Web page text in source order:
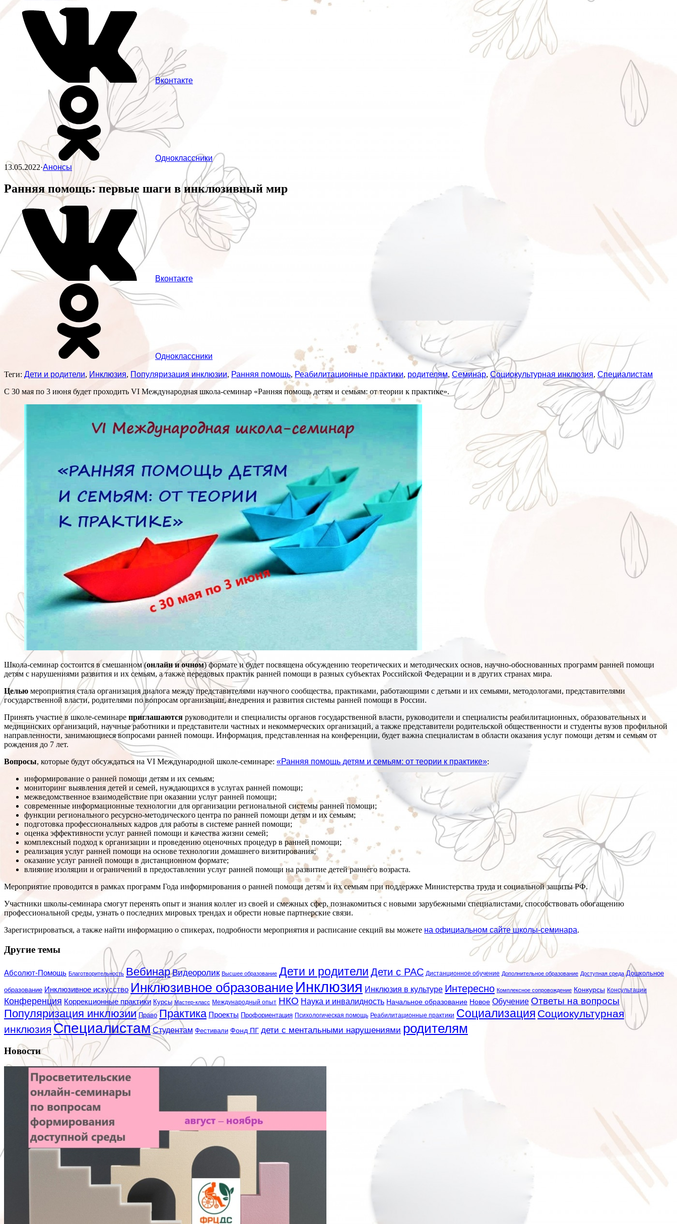
Вконтакте
Одноклассники
13.05.2022·Анонсы
Ранняя помощь: первые шаги в инклюзивный мир
Вконтакте
Одноклассники
Теги: Дети и родители, Инклюзия, Популяризация инклюзии, Ранняя помощь, Реабилитационные практики, родителям, Семинар, Социокультурная инклюзия, Специалистам
С 30 мая по 3 июня будет проходить VI Международная школа-семинар «Ранняя помощь детям и семьям: от теории к практике».
Школа-семинар состоится в смешанном (онлайн и очном) формате и будет посвящена обсуждению теоретических и методических основ, научно-обоснованных программ ранней помощи
детям с нарушениями развития и их семьям, а также передовых практик ранней помощи в разных субъектах Российской Федерации и в других странах мира.
Целью мероприятия стала организация диалога между представителями научного сообщества, практиками, работающими с детьми и их семьями, методологами, представителями
государственной власти, родителями по вопросам организации, внедрения и развития системы ранней помощи в России.
Принять участие в школе-семинаре приглашаются руководители и специалисты органов государственной власти, руководители и специалисты реабилитационных, образовательных и
медицинских организаций, научные работники и представители частных и некоммерческих организаций, а также представители родительской общественности и студенты вузов профильной
направленности, занимающиеся вопросами ранней помощи. Информация, представленная на конференции, будет важна специалистам в области оказания услуг помощи детям и семьям от
рождения до 7 лет.
Вопросы, которые будут обсуждаться на VI Международной школе-семинаре: «Ранняя помощь детям и семьям: от теории к практике»:
информирование о ранней помощи детям и их семьям;
мониторинг выявления детей и семей, нуждающихся в услугах ранней помощи;
межведомственное взаимодействие при оказании услуг ранней помощи;
современные информационные технологии для организации региональной системы ранней помощи;
функции регионального ресурсно-методического центра по ранней помощи детям и их семьям;
подготовка профессиональных кадров для работы в системе ранней помощи;
оценка эффективности услуг ранней помощи и качества жизни семей;
комплексный подход к организации и проведению оценочных процедур в ранней помощи;
реализация услуг ранней помощи на основе технологии домашнего визитирования;
оказание услуг ранней помощи в дистанционном формате;
влияние изоляции и ограничений в предоставлении услуг ранней помощи на развитие детей раннего возраста.
Мероприятие проводится в рамках программ Года информирования о ранней помощи детям и их семьям при поддержке Министерства труда и социальной защиты РФ.
Участники школы-семинара смогут перенять опыт и знания коллег из своей и смежных сфер, познакомиться с новыми зарубежными специалистами, способствовать обогащению
профессиональной среды, узнать о последних мировых трендах и обрести новые партнерские связи.
Зарегистрироваться, а также найти информацию о спикерах, подробности мероприятия и расписание секций вы можете на официальном сайте школы-семинара.
Другие темы
Абсолют-Помощь Благотворительность Вебинар Видеоролик Высшее образование Дети и родители Дети с РАС Дистанционное обучение Дополнительное образование Доступная среда Дошкольное
образование Инклюзивное искусство Инклюзивное образование Инклюзия Инклюзия в культуре Интересно Комплексное сопровождение Конкурсы Консультации
Конференция Коррекционные практики Курсы Мастер-класс Международный опыт НКО Наука и инвалидность Начальное образование Новое Обучение Ответы на вопросы
Популяризация инклюзии Право Практика Проекты Профориентация Психологическая помощь Реабилитационные практики Социализация Социокультурная
инклюзия Специалистам Студентам Фестивали Фонд ПГ дети с ментальными нарушениями родителям
Новости